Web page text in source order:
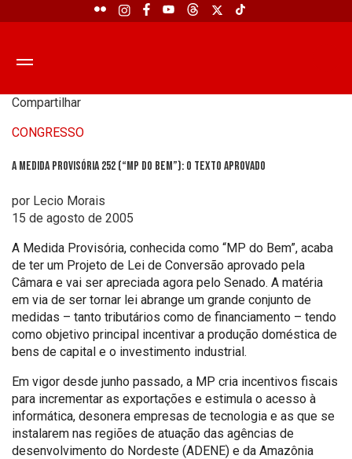
Compartilhar
CONGRESSO
A Medida Provisória 252 (“MP do Bem”): o texto aprovado
por Lecio Morais
15 de agosto de 2005
A Medida Provisória, conhecida como “MP do Bem”, acaba
de ter um Projeto de Lei de Conversão aprovado pela
Câmara e vai ser apreciada agora pelo Senado. A matéria
em via de ser tornar lei abrange um grande conjunto de
medidas – tanto tributários como de financiamento – tendo
como objetivo principal incentivar a produção doméstica de
bens de capital e o investimento industrial.
Em vigor desde junho passado, a MP cria incentivos fiscais
para incrementar as exportações e estimula o acesso à
informática, desonera empresas de tecnologia e as que se
instalarem nas regiões de atuação das agências de
desenvolvimento do Nordeste (ADENE) e da Amazônia